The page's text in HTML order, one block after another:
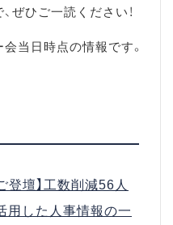
ぜひご一読ください！
当日時点の情報です。
登壇】工数削減56人
用した人事情報の一